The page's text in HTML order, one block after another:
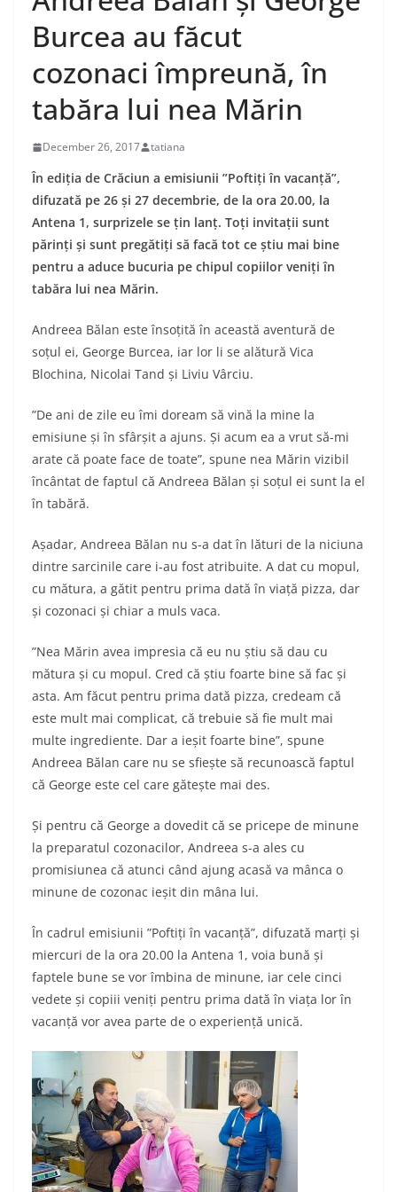
Burcea au făcut
cozonaci împreună, în
tabăra lui nea Mărin
December 26, 2017 tatiana
În ediția de Crăciun a emisiunii ”Poftiți în vacanță”,
difuzată pe 26 și 27 decembrie, de la ora 20.00, la
Antena 1, surprizele se țin lanț. Toți invitații sunt
părinți și sunt pregătiți să facă tot ce știu mai bine
pentru a aduce bucuria pe chipul copiilor veniți în
tabăra lui nea Mărin.
Andreea Bălan este însoțită în această aventură de
soțul ei, George Burcea, iar lor li se alătură Vica
Blochina, Nicolai Tand și Liviu Vârciu.
”De ani de zile eu îmi doream să vină la mine la
emisiune și în sfârșit a ajuns. Și acum ea a vrut să-mi
arate că poate face de toate”, spune nea Mărin vizibil
încântat de faptul că Andreea Bălan și soțul ei sunt la el
în tabără.
Așadar, Andreea Bălan nu s-a dat în lături de la niciuna
dintre sarcinile care i-au fost atribuite. A dat cu mopul,
cu mătura, a gătit pentru prima dată în viață pizza, dar
și cozonaci și chiar a muls vaca.
”Nea Mărin avea impresia că eu nu știu să dau cu
mătura și cu mopul. Cred că știu foarte bine să fac și
asta. Am făcut pentru prima dată pizza, credeam că
este mult mai complicat, că trebuie să fie mult mai
multe ingrediente. Dar a ieșit foarte bine”, spune
Andreea Bălan care nu se sfiește să recunoască faptul
că George este cel care gătește mai des.
Și pentru că George a dovedit că se pricepe de minune
la preparatul cozonacilor, Andreea s-a ales cu
promisiunea că atunci când ajung acasă va mânca o
minune de cozonac ieșit din mâna lui.
În cadrul emisiunii ”Poftiți în vacanță”, difuzată marți și
miercuri de la ora 20.00 la Antena 1, voia bună și
faptele bune se vor îmbina de minune, iar cele cinci
vedete și copiii veniți pentru prima dată în viața lor în
vacanță vor avea parte de o experiență unică.